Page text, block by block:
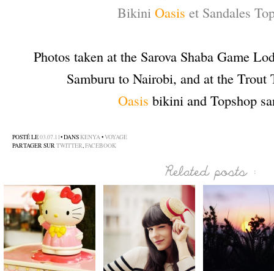
Bikini Oasis et Sandales
Photos taken at the Sarova Shaba Game
Samburu to Nairobi, and at the Trout
Oasis bikini and Topshop
POSTÉ LE03.07.11• DANS KENYA•VOYAGE
PARTAGER SURTWITTER,FACEBOOK